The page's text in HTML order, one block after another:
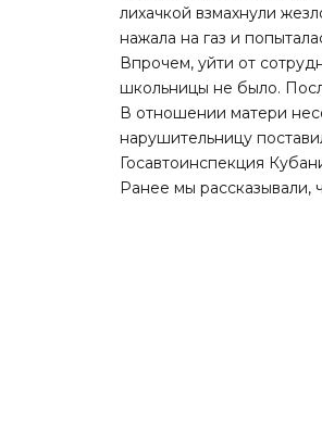
лихачкой взмахнули
нажала на газ и
Впрочем, уйти от
школьницы не было.
В отношении матери
нарушительницу
Госавтоинспекция
Ранее мырассказывали,